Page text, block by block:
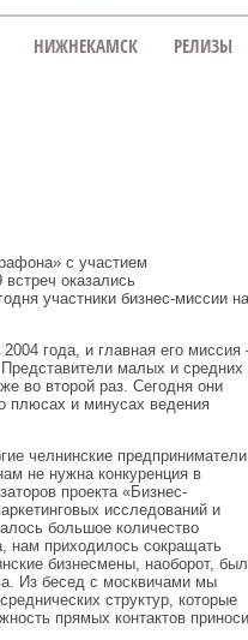
НИЖНЕКАМСК РЕЛИЗЫ
с участием
оказались
участники бизнес-миссии на
года, и главная его миссия
малых и средних
во второй раз. Сегодня они
плюсах и минусах ведения
челнинские предприниматели
не нужна конкуренция в
проекта «Бизнес-
исследований и
большое количество
нам приходилось сокращать
бизнесмены, наоборот,
Из бесед с москвичами мы
структур, которые
прямых контактов